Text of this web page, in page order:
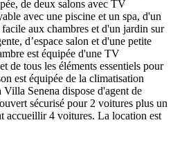
de deux salons avec TV
avec une piscine et un spa, d'un
facile aux chambres et d'un jardin sur
d’espace salon et d'une petite
est équipée d'une TV
de tous les éléments essentiels pour
est équipée de la climatisation
Senena dispose d'agent de
sécurisé pour 2 voitures plus un
accueillir 4 voitures. La location est